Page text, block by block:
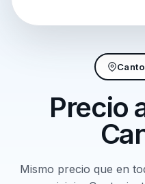
Precio
Mismo precio que en